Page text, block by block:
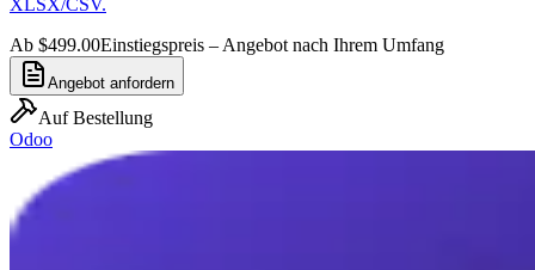
Ab $499.00Einstiegspreis – Angebot nach Ihrem Umfang
Angebot anfordern
Auf Bestellung
Odoo